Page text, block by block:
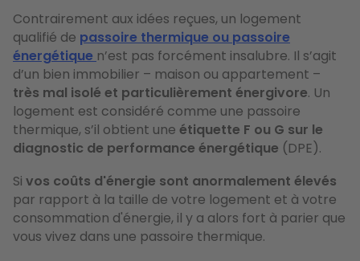
Contrairement aux idées reçues, un logement
qualifié de passoire thermique ou passoire
énergétique n’est pas forcément insalubre. Il s’agit
d’un bien immobilier – maison ou appartement –
très mal isolé et particulièrement énergivore. Un
logement est considéré comme une passoire
thermique, s’il obtient une étiquette F ou G sur le
diagnostic de performance énergétique (DPE).
Si vos coûts d'énergie sont anormalement élevés
par rapport à la taille de votre logement et à votre
consommation d'énergie, il y a alors fort à parier que
vous vivez dans une passoire thermique.